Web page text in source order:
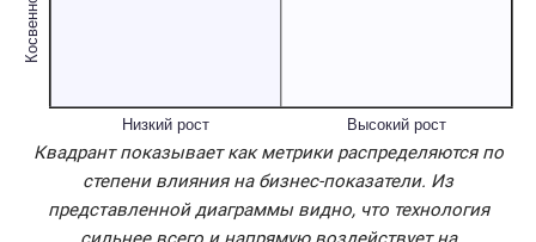
Квадрант показывает как метрики распределяются по
степени влияния на бизнес-показатели. Из
представленной диаграммы видно, что технология